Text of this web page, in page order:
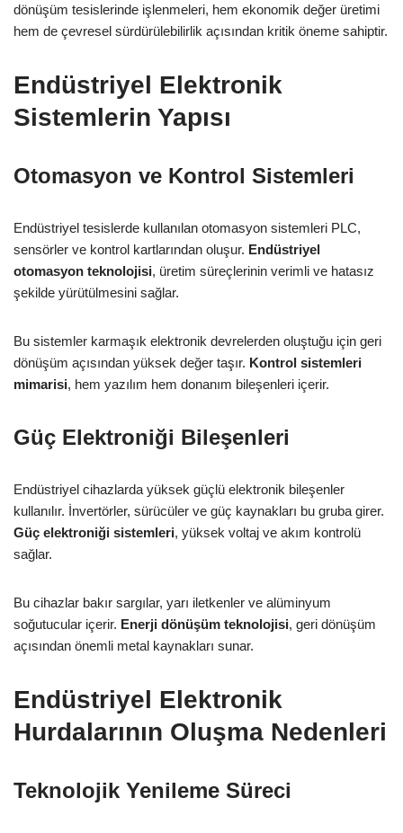
dönüşüm tesislerinde işlenmeleri, hem ekonomik değer üretimi
hem de çevresel sürdürülebilirlik açısından kritik öneme sahiptir.
Endüstriyel Elektronik
Sistemlerin Yapısı
Otomasyon ve Kontrol Sistemleri
Endüstriyel tesislerde kullanılan otomasyon sistemleri PLC,
sensörler ve kontrol kartlarından oluşur. Endüstriyel
otomasyon teknolojisi, üretim süreçlerinin verimli ve hatasız
şekilde yürütülmesini sağlar.
Bu sistemler karmaşık elektronik devrelerden oluştuğu için geri
dönüşüm açısından yüksek değer taşır. Kontrol sistemleri
mimarisi, hem yazılım hem donanım bileşenleri içerir.
Güç Elektroniği Bileşenleri
Endüstriyel cihazlarda yüksek güçlü elektronik bileşenler
kullanılır. İnvertörler, sürücüler ve güç kaynakları bu gruba girer.
Güç elektroniği sistemleri, yüksek voltaj ve akım kontrolü
sağlar.
Bu cihazlar bakır sargılar, yarı iletkenler ve alüminyum
soğutucular içerir. Enerji dönüşüm teknolojisi, geri dönüşüm
açısından önemli metal kaynakları sunar.
Endüstriyel Elektronik
Hurdalarının Oluşma Nedenleri
Teknolojik Yenileme Süreci